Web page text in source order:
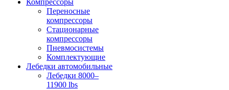
Компрессоры
Переносные
компрессоры
Стационарные
компрессоры
Пневмосистемы
Комплектующие
Лебедки автомобильные
Лебедки 8000–
11900 lbs